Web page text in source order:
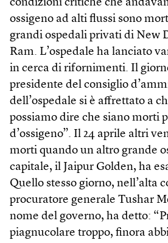
condizioni critiche che
ossigeno ad alti flussi sono
grandi ospedali privati di New
Ram. L’ospedale ha lanciato
in cerca di rifornimenti. Il
presidente del consiglio
dell’ospedale si è affrettato a
possiamo dire che siano morti
d’ossigeno”. Il 24 aprile altri
morti quando un altro grande
capitale, il Jaipur Golden, ha
Quello stesso giorno, nell’alta
procuratore generale Tushar
nome del governo, ha detto:
piagnucolare troppo, finora